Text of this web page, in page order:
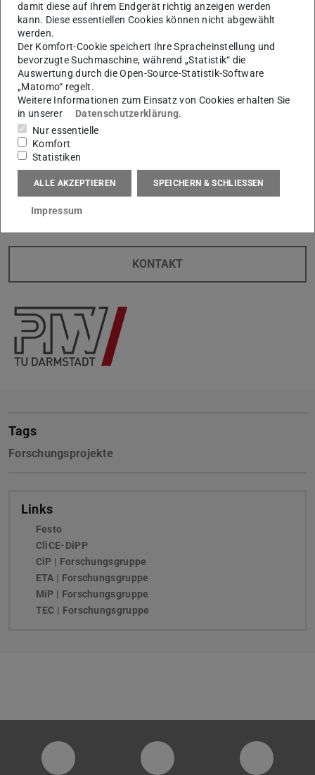
Technologien aus dem Bereich derAutomatisierung
präsentiert werden. Die inspirierende Besichtigung sorgte
für einen gelungenen Abschluss derProjektsitzung.
DasPTWblickt motiviert auf die kommenden
Projektphasenund freut sich auf die weitere
Zusammenarbeit mit allenPartnern!
Ihr Kontakt am PTW
Dr.-Ing. Phillip Bausch
KONTAKT
Tags
Forschungsprojekte
Links
Festo
CliCE-DiPP
CiP | Forschungsgruppe
ETA | Forschungsgruppe
MiP | Forschungsgruppe
TEC | Forschungsgruppe
PTW YouTube KanalPTW LinkedIn
damit diese auf Ihrem Endgerät richtig anzeigen werden
kann. Diese essentiellen Cookies können nicht abgewählt
werden.
Der Komfort-Cookie speichert Ihre Spracheinstellung und
bevorzugte Suchmaschine, während „Statistik“ die
Auswertung durch die Open-Source-Statistik-Software
„Matomo“ regelt.
Weitere Informationen zum Einsatz von Cookies erhalten Sie
in unserer
Datenschutzerklärung.
Nur essentielle
Komfort
Statistiken
ALLE AKZEPTIEREN SPEICHERN & SCHLIESSEN
Impressum